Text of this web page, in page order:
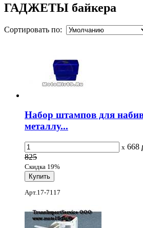
ГАДЖЕТЫ байкера
Сортировать по:
Набор штампов для
металлу...
x 668
825
Скидка 19%
Арт.17-7117